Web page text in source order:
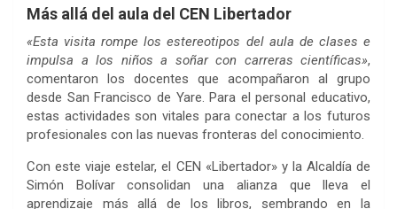
Más allá del aula del CEN Libertador
«Esta visita rompe los estereotipos del aula de clases e
impulsa a los niños a soñar con carreras científicas»,
comentaron los docentes que acompañaron al grupo
desde San Francisco de Yare. Para el personal educativo,
estas actividades son vitales para conectar a los futuros
profesionales con las nuevas fronteras del conocimiento.
Con este viaje estelar, el CEN «Libertador» y la Alcaldía de
Simón Bolívar consolidan una alianza que lleva el
aprendizaje más allá de los libros, sembrando en la